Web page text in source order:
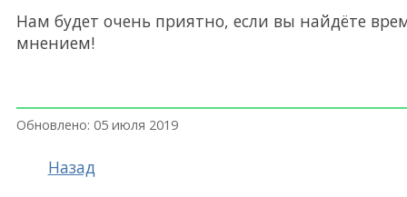
Нам будет очень приятно, если вы найдёте
мнением!
Обновлено: 05 июля 2019
Назад